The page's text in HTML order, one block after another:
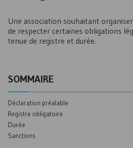
Une association souhaitant
de respecter certaines obligations
tenue de registre et durée.
SOMMAIRE
Déclaration préalable
Registre obligatoire
Durée
Sanctions